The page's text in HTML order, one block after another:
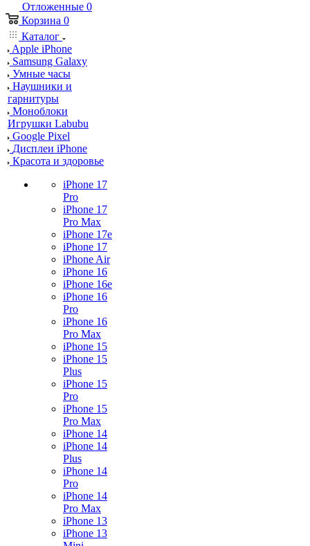
Отложенные 0
Корзина 0
Каталог
Apple iPhone
Samsung Galaxy
Умные часы
Наушники и
гарнитуры
Моноблоки
Игрушки Labubu
Google Pixel
Дисплеи iPhone
Красота и здоровье
iPhone 17
Pro
iPhone 17
Pro Max
iPhone 17e
iPhone 17
iPhone Air
iPhone 16
iPhone 16e
iPhone 16
Pro
iPhone 16
Pro Max
iPhone 15
iPhone 15
Plus
iPhone 15
Pro
iPhone 15
Pro Max
iPhone 14
iPhone 14
Plus
iPhone 14
Pro
iPhone 14
Pro Max
iPhone 13
iPhone 13